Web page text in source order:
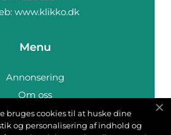
www.klikko.dk
Menu
Annonsering
Om oss
Cookies
Kontakta oss
bruges cookies til at huske dine
og personalisering af indhold og